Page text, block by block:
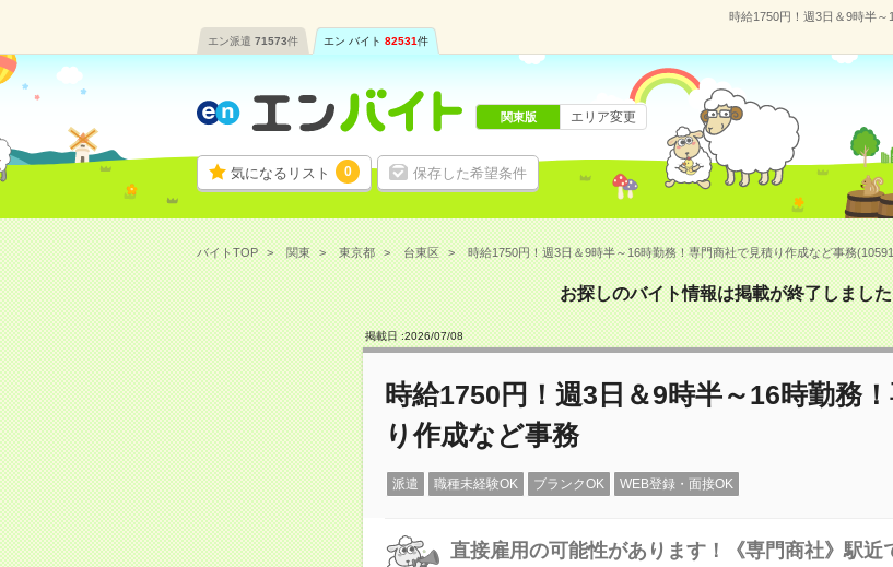
時給1750円！週3日＆9時半
エン派遣 71573件 エン バイト 82531件
気になるリスト 0 保存した希望条件
関東版 エリア変更
バイトTOP 関東 東京都 台東区 時給1750円！週3日＆9時半～16時勤務！専門商社で見積り作成など事務
お探しのバイト情報は掲載が終了しまし
掲載日 :2026/07/08
時給1750円！週3日＆9時半～16時勤務
り作成など事務
派遣 職種未経験OK ブランクOK WEB登録・面接OK
直接雇用の可能性があります！《専門商社》駅近